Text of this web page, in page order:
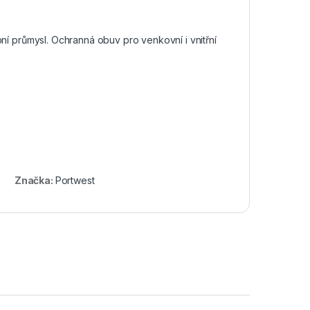
průmysl. Ochranná obuv pro venkovní i vnitřní
Značka: Portwest